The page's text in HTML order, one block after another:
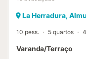
La Herradura,
10 pess. 5 quartos
Varanda/Terraço